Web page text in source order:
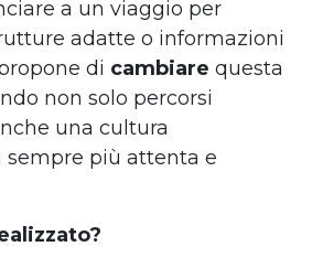
a un viaggio per
adatte o informazioni
di cambiare questa
non solo percorsi
una cultura
sempre più attenta e